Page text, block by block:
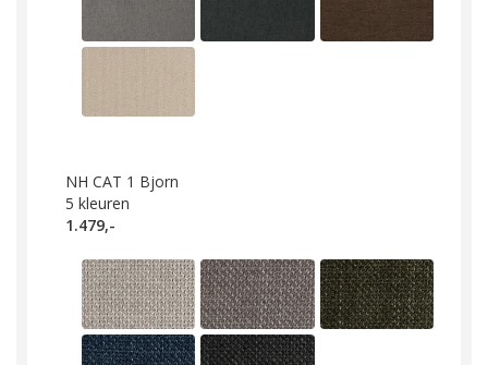
NH CAT 1 Bjorn
5 kleuren
1.479,-